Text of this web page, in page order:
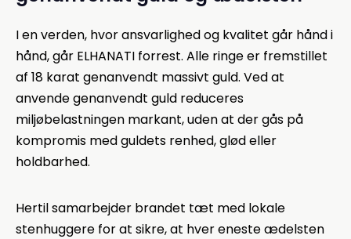
I en verden, hvor ansvarlighed og kvalitet går hånd i
hånd, går ELHANATI forrest. Alle ringe er fremstillet
af 18 karat genanvendt massivt guld. Ved at
anvende genanvendt guld reduceres
miljøbelastningen markant, uden at der gås på
kompromis med guldets renhed, glød eller
holdbarhed.
Hertil samarbejder brandet tæt med lokale
stenhuggere for at sikre, at hver eneste ædelsten